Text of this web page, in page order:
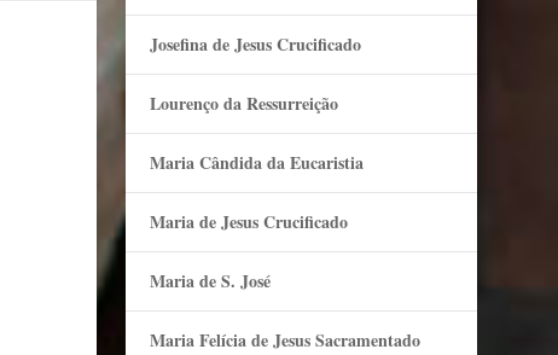
Josefina de Jesus Crucificado
Lourenço da Ressurreição
Maria Cândida da Eucaristia
Maria de Jesus Crucificado
Maria de S. José
Maria Felí­cia de Jesus Sacramentado